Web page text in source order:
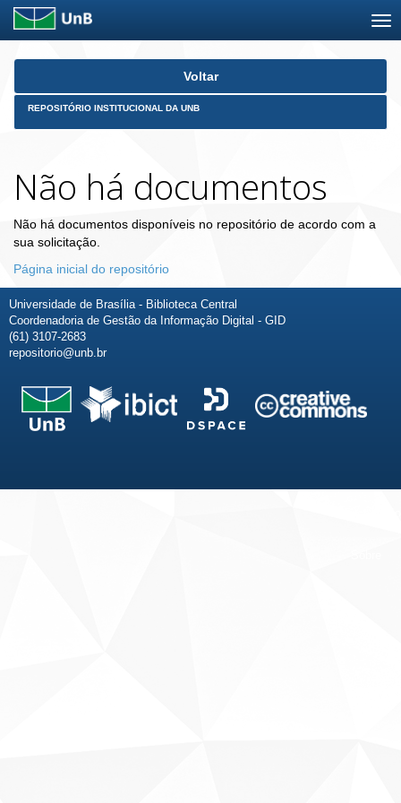
Skip
Voltar
REPOSITÓRIO INSTITUCIONAL DA UNB
Não há documentos
Não há documentos disponíveis no repositório de acordo com a
sua solicitação.
Página inicial do repositório
Universidade de Brasília - Biblioteca Central
Coordenadoria de Gestão da Informação Digital - GID
(61) 3107-2683
repositorio@unb.br